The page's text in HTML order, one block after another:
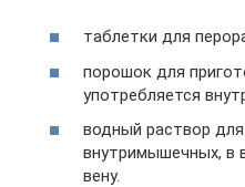
таблетки для
порошок для
употребляется
водный раствор
внутримышечных, в
вену.